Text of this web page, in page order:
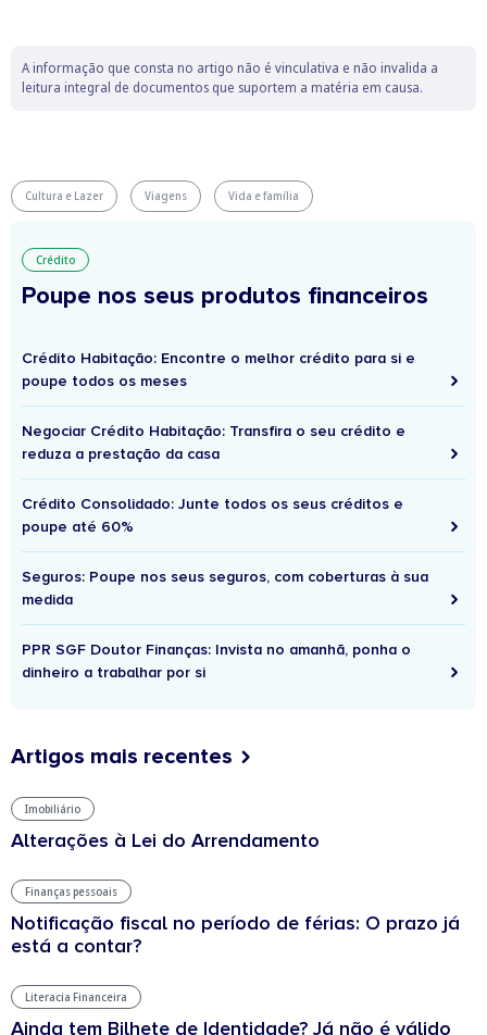
A informação que consta no artigo não é vinculativa e não invalida a
leitura integral de documentos que suportem a matéria em causa.
Cultura e Lazer Viagens Vida e família
Crédito
Poupe nos seus produtos financeiros
Crédito Habitação: Encontre o melhor crédito para si e
poupe todos os meses
Negociar Crédito Habitação: Transfira o seu crédito e
reduza a prestação da casa
Crédito Consolidado: Junte todos os seus créditos e
poupe até 60%
Seguros: Poupe nos seus seguros, com coberturas à sua
medida
PPR SGF Doutor Finanças: Invista no amanhã, ponha o
dinheiro a trabalhar por si
Artigos mais recentes
Imobiliário
Alterações à Lei do Arrendamento
Finanças pessoais
Notificação fiscal no período de férias: O prazo já
está a contar?
Literacia Financeira
Ainda tem Bilhete de Identidade? Já não é válido